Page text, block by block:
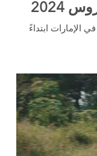
2024
يبدأ سعر سيارة تويوتا ياريس كروس 2024 في الإمارات ابتداءً